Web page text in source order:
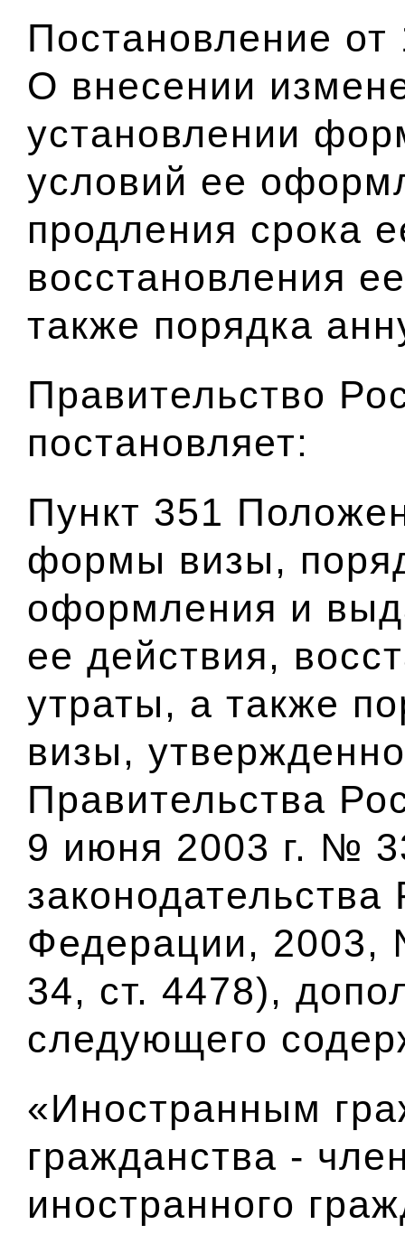
Постановление
О внесении
установлении
условий ее
продления срока
восстановления
также порядка
Правительство
постановляет:
Пункт 351
формы визы,
оформления и
ее действия,
утраты, а также
визы,
Правительства
9 июня 2003 г. №
законодательства
Федерации,
34, ст. 4478),
следующего
«Иностранным
гражданства -
иностранного